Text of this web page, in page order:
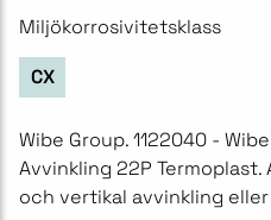
Miljökorrosivitetsklass
CX
Wibe Group. 1122040 -
Avvinkling 22P
och vertikal avvinkling